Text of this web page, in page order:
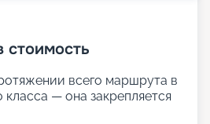
стоимость
всего маршрута в
— она закрепляется